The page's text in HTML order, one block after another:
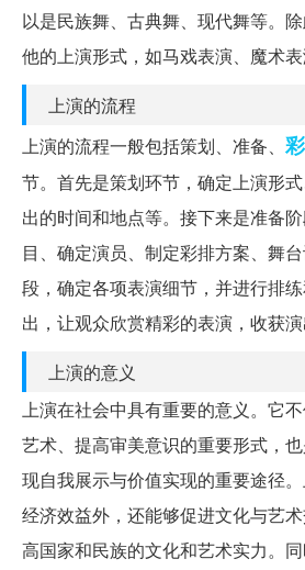
以是民族舞、古典舞、现代舞等。
他的上演形式，如马戏表演、魔术表
上演的流程
上演的流程一般包括策划、准备、
节。首先是策划环节，确定上演形
出的时间和地点等。接下来是准备
目、确定演员、制定彩排方案、舞
段，确定各项表演细节，并进行排
出，让观众欣赏精彩的表演，收获演
上演的意义
上演在社会中具有重要的意义。它
艺术、提高审美意识的重要形式，
现自我展示与价值实现的重要途径
经济效益外，还能够促进文化与艺
高国家和民族的文化和艺术实力。